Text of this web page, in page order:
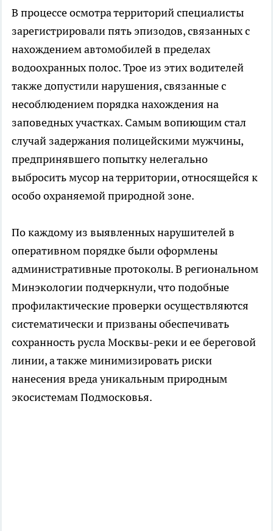
В процессе осмотра территорий специалисты
зарегистрировали пять эпизодов, связанных с
нахождением автомобилей в пределах
водоохранных полос. Трое из этих водителей
также допустили нарушения, связанные с
несоблюдением порядка нахождения на
заповедных участках. Самым вопиющим стал
случай задержания полицейскими мужчины,
предпринявшего попытку нелегально
выбросить мусор на территории, относящейся к
особо охраняемой природной зоне.
По каждому из выявленных нарушителей в
оперативном порядке были оформлены
административные протоколы. В региональном
Минэкологии подчеркнули, что подобные
профилактические проверки осуществляются
систематически и призваны обеспечивать
сохранность русла Москвы-реки и ее береговой
линии, а также минимизировать риски
нанесения вреда уникальным природным
экосистемам Подмосковья.